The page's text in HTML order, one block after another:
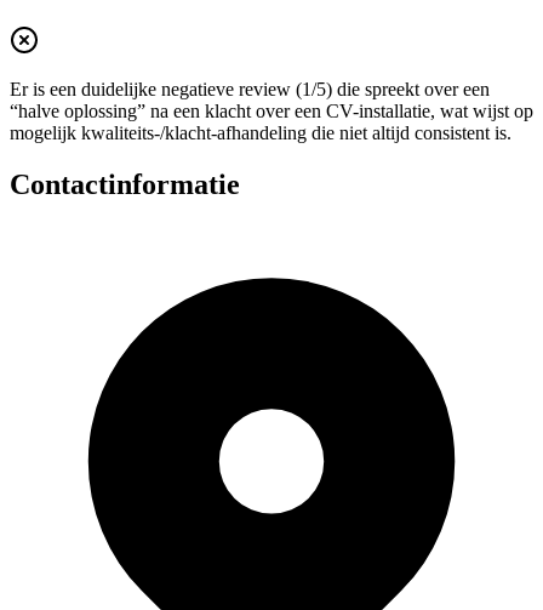
Er is een duidelijke negatieve review (1/5) die spreekt over een
“halve oplossing” na een klacht over een CV-installatie, wat wijst op
mogelijk kwaliteits-/klacht-afhandeling die niet altijd consistent is.
Contactinformatie